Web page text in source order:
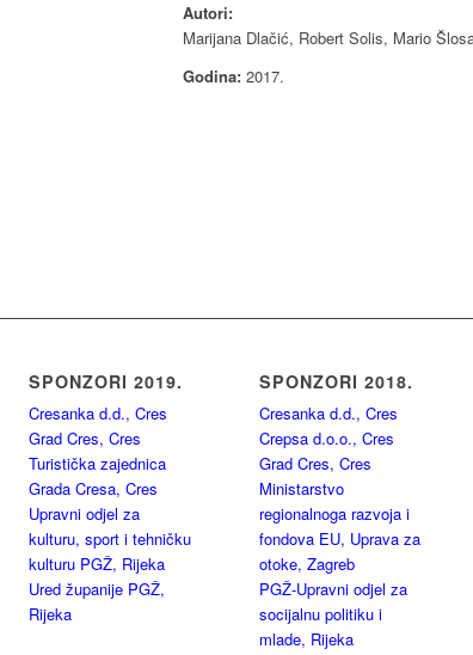
Autori:
Marijana Dlačić, Robert Solis, Mario
Godina: 2017.
SPONZORI 2019.
Cresanka d.d., Cres
Grad Cres, Cres
Turistička zajednica
Grada Cresa, Cres
Upravni odjel za
kulturu, sport i tehničku
kulturu PGŽ, Rijeka
Ured županije PGŽ,
Rijeka
SPONZORI 2018.
Cresanka d.d., Cres
Crepsa d.o.o., Cres
Grad Cres, Cres
Ministarstvo
regionalnoga razvoja i
fondova EU, Uprava za
otoke, Zagreb
PGŽ-Upravni odjel za
socijalnu politiku i
mlade, Rijeka